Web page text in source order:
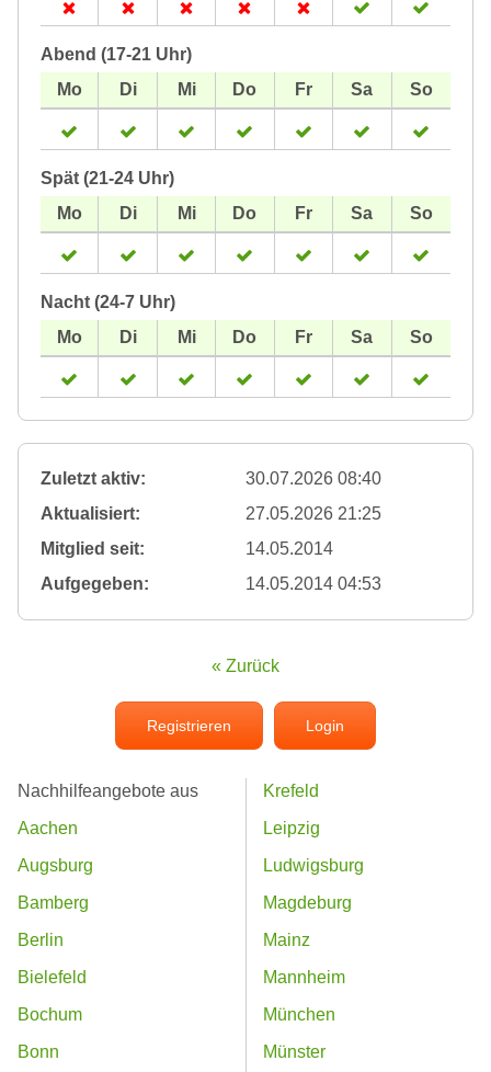
Abend (17-21 Uhr)
Spät (21-24 Uhr)
Nacht (24-7 Uhr)
Zuletzt aktiv:
30.07.2026 08:40
Aktualisiert:
27.05.2026 21:25
Mitglied seit:
14.05.2014
Aufgegeben:
14.05.2014 04:53
« Zurück
Registrieren Login
Nachhilfeangebote aus
Aachen
Augsburg
Bamberg
Berlin
Bielefeld
Bochum
Bonn
Krefeld
Leipzig
Ludwigsburg
Magdeburg
Mainz
Mannheim
München
Münster